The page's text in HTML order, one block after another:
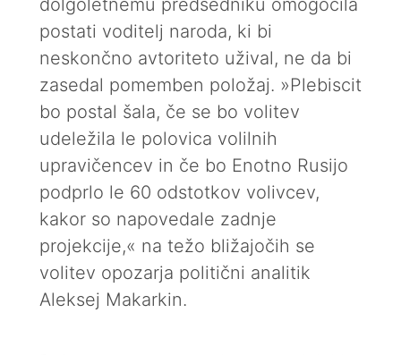
dolgoletnemu predsedniku omogočila
postati voditelj naroda, ki bi
neskončno avtoriteto užival, ne da bi
zasedal pomemben položaj. »Plebiscit
bo postal šala, če se bo volitev
udeležila le polovica volilnih
upravičencev in če bo Enotno Rusijo
podprlo le 60 odstotkov volivcev,
kakor so napovedale zadnje
projekcije,« na težo bližajočih se
volitev opozarja politični analitik
Aleksej Makarkin.